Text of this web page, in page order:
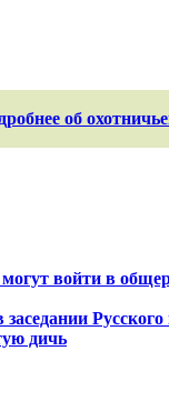
об
войти в
дичь